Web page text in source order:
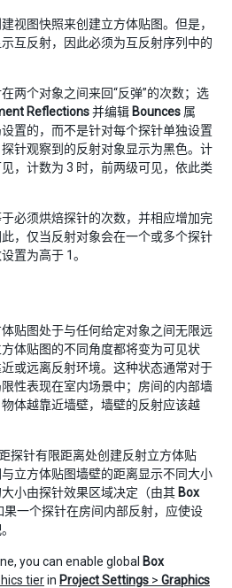
视图快照来创建立方体贴图。但是，
互反射，因此必须为互反射序列中的
两个对象之间来回“反弹”的次数；选
Reflections并编辑 Bounces 属
置的，而不是针对每个探针单独设置
针观察到的反射对象显示为黑色。计
，计数为 3 时，前两级可见，依此类
必须烘焙探针的次数，并相应增加完
，仅当反射对象会在一个或多个探针
置为高于 1。
贴图处于与任何给定对象之间无限远
体贴图的不同角度都将变为可见状
或远离反射环境。这种状态通常对于
性表现在室内场景中；房间的内部墙
体越靠近墙壁，墙壁的反射应该越
探针有限距离处创建反射立方体贴
立方体贴图墙壁的距离显示不同大小
小由探针效果区域决定（由其 Box
一个探针在房间内部反射，应使设
you can enable global Box
tierin Project Settings > Graphics